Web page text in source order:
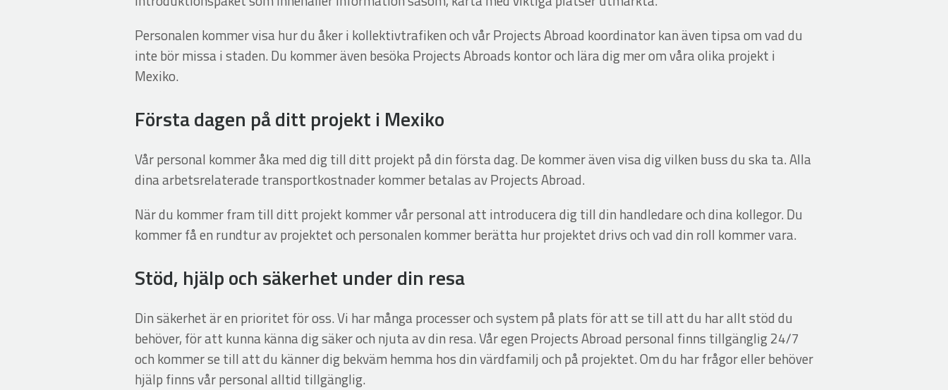
Personalen kommer visa hur du åker i kollektivtrafiken och vår Projects Abroad koordinator kan även tipsa om vad du
inte bör missa i staden. Du kommer även besöka Projects Abroads kontor och lära dig mer om våra olika projekt i
Mexiko.
Första dagen på ditt projekt i Mexiko
Vår personal kommer åka med dig till ditt projekt på din första dag. De kommer även visa dig vilken buss du ska ta. Alla
dina arbetsrelaterade transportkostnader kommer betalas av Projects Abroad.
När du kommer fram till ditt projekt kommer vår personal att introducera dig till din handledare och dina kollegor. Du
kommer få en rundtur av projektet och personalen kommer berätta hur projektet drivs och vad din roll kommer vara.
Stöd, hjälp och säkerhet under din resa
Din säkerhet är en prioritet för oss. Vi har många processer och system på plats för att se till att du har allt stöd du
behöver, för att kunna känna dig säker och njuta av din resa. Vår egen Projects Abroad personal finns tillgänglig 24/7
och kommer se till att du känner dig bekväm hemma hos din värdfamilj och på projektet. Om du har frågor eller behöver
hjälp finns vår personal alltid tillgänglig.